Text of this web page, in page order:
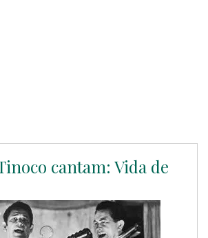
cantam: Vida de
dos Metalúrgicos
Caldas – Liberdade e
Sindical – parte 1